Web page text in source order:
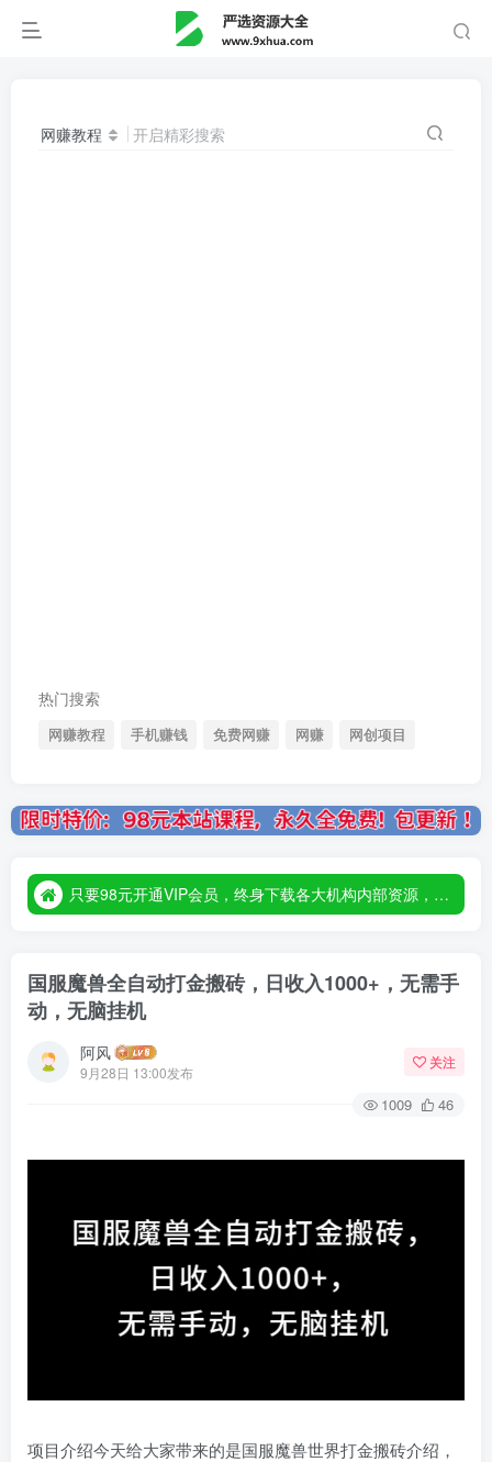
网赚教程 开启精彩搜索
热门搜索
网赚教程 手机赚钱 免费网赚 网赚 网创项目
只要98元开通VIP会员，终身下载各大机构内部资源，一站式草根创业基地，最新最强网赚教程大全，小投入，大回报！
只要98元开通VIP会员，终身下载各大机构内部资源，一站式草根创业基地，最新最强网赚教程大全，小投入，大回报！
国服魔兽全自动打金搬砖，日收入1000+，无需手
动，无脑挂机
阿风
9月28日 13:00发布
关注
1009 46
项目介绍今天给大家带来的是国服魔兽世界打金搬砖介绍，